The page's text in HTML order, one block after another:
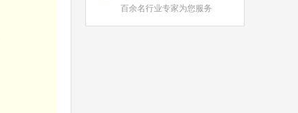
百余名行业专家为您服务